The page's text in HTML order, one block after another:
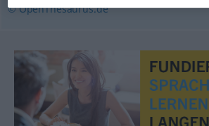
© OpenThesaurus.de